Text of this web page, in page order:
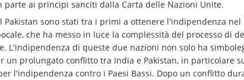
parte ai principi sanciti dalla Carta delle Nazioni Unite.
Pakistan sono stati tra i primi a ottenere l'indipendenza
che ha messo in luce la complessità del processo di
L'indipendenza di queste due nazioni non solo ha
un prolungato conflitto tra India e Pakistan, in particolare
l'indipendenza contro i Paesi Bassi. Dopo un conflitto